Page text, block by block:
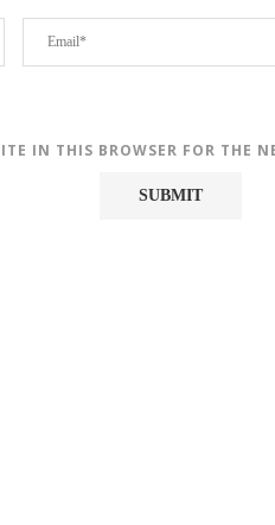
IN THIS BROWSER FOR THE